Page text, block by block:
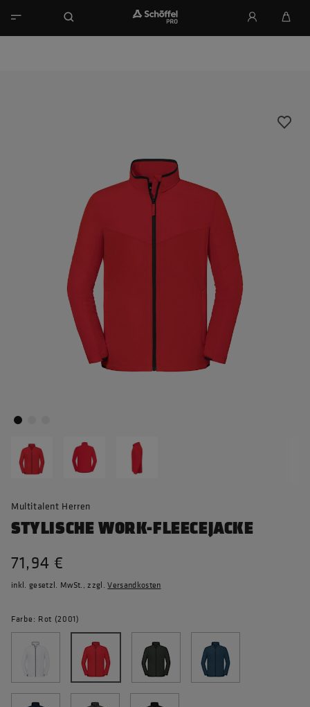
Multitalent Herren
STYLISCHE WORK-FLEECEJACKE
71,94 €
inkl. gesetzl. MwSt., zzgl.Versandkosten
Farbe: Rot (2001)